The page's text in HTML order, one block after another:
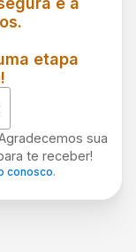
etapa
sua
te receber!
conosco.